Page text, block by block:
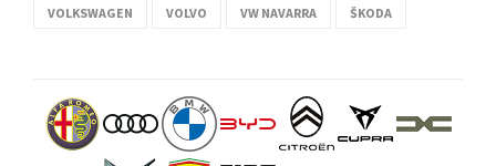
VOLKSWAGEN VOLVO VW NAVARRA ŠKODA